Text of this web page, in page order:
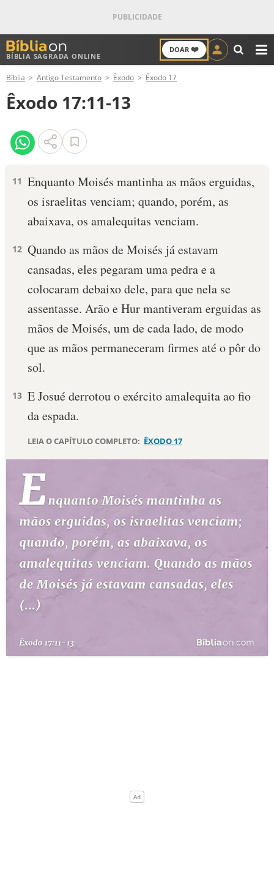
BÍBLIA SAGRADA ONLINE
DOAR ❤️
ANTIGO TESTAMENTO
NOVO TESTAMENTO
VERSÍCULOS
PALAVRA DO DIA
DEVOCIONAL DIÁRIO
10 MANDAMENTOS
ESTUDOS BÍBLICOS
TEMAS
PERGUNTE À BÍBLIA
QUEM SOMOS
LOJA BÍBLIAON
Bíblia Antigo Testamento Êxodo Êxodo 17
Êxodo 17:11-13
11 Enquan­to Moisés mantinha as mãos ergui­das,
os israelitas venciam; quando, porém, as
abaixava, os amalequitas venciam.
12 Quando as mãos de Moisés já estavam
cansadas, eles pega­ram uma pedra e a
colocaram debaixo dele, para que nela se
assentasse. Arão e Hur man­tiveram erguidas as
mãos de Moi­sés, um de cada lado, de modo
que as mãos permaneceram fir­mes até o pôr do
sol.
13 E­ Josué derrotou o exér­cito amalequita ao fio
da espada.
LEIA O CAPÍTULO COMPLETO: ÊXODO 17